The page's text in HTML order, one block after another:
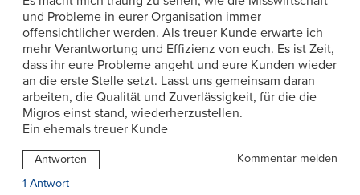
und Probleme in eurer Organisation immer
offensichtlicher werden. Als treuer Kunde erwarte ich
mehr Verantwortung und Effizienz von euch. Es ist Zeit,
dass ihr eure Probleme angeht und eure Kunden wieder
an die erste Stelle setzt. Lasst uns gemeinsam daran
arbeiten, die Qualität und Zuverlässigkeit, für die die
Migros einst stand, wiederherzustellen.
Ein ehemals treuer Kunde
Antworten
Kommentar melden
1 Antwort